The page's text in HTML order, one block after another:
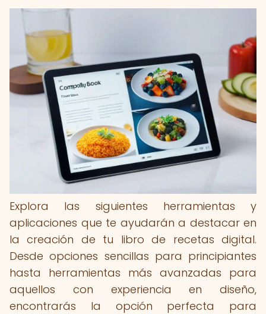
Explora las siguientes herramientas y
aplicaciones que te ayudarán a destacar en
la creación de tu libro de recetas digital.
Desde opciones sencillas para principiantes
hasta herramientas más avanzadas para
aquellos con experiencia en diseño,
encontrarás la opción perfecta para